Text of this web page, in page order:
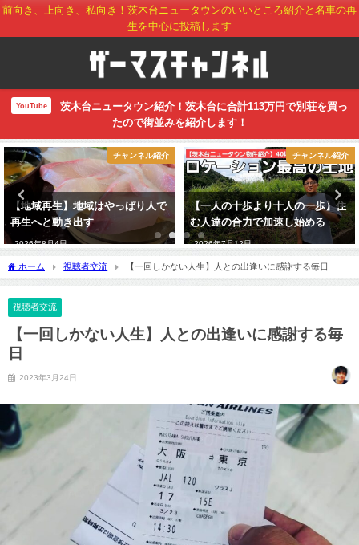
前向き、上向き、私向き！茨木台ニュータウンのいいところ紹介と名車の再
生を中心に投稿します
YouTube
茨木台ニュータウン紹介！茨木台に合計113万円で別荘を買っ
たので街並みを紹介します！
チャンネル紹介
【地域再生】地域はやっぱり人で
再生へと動き出す
2026年8月4日
チャンネル紹介
【一人の十歩より十人の一歩】住
む人達の合力で加速し始める
2026年7月12日
ホーム 視聴者交流 【一回しかない人生】人との出逢いに感謝する毎日
視聴者交流
【一回しかない人生】人との出逢いに感謝する毎
日
2023年3月24日